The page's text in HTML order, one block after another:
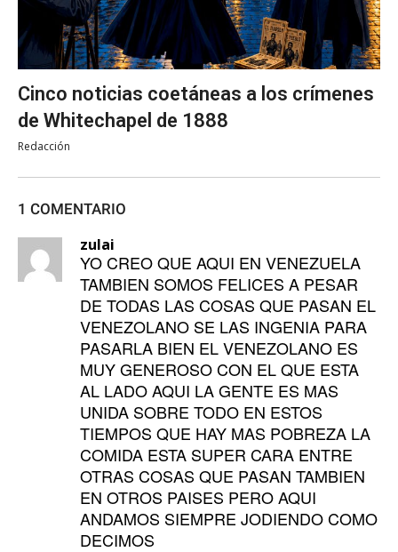
Cinco noticias coetáneas a los crímenes
de Whitechapel de 1888
Redacción
1 COMENTARIO
zulai
YO CREO QUE AQUI EN VENEZUELA
TAMBIEN SOMOS FELICES A PESAR
DE TODAS LAS COSAS QUE PASAN EL
VENEZOLANO SE LAS INGENIA PARA
PASARLA BIEN EL VENEZOLANO ES
MUY GENEROSO CON EL QUE ESTA
AL LADO AQUI LA GENTE ES MAS
UNIDA SOBRE TODO EN ESTOS
TIEMPOS QUE HAY MAS POBREZA LA
COMIDA ESTA SUPER CARA ENTRE
OTRAS COSAS QUE PASAN TAMBIEN
EN OTROS PAISES PERO AQUI
ANDAMOS SIEMPRE JODIENDO COMO
DECIMOS